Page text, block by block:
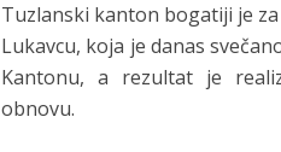
Tuzlanski kanton bogatiji je
Lukavcu, koja je danas
Kantonu, a rezultat je
obnovu.